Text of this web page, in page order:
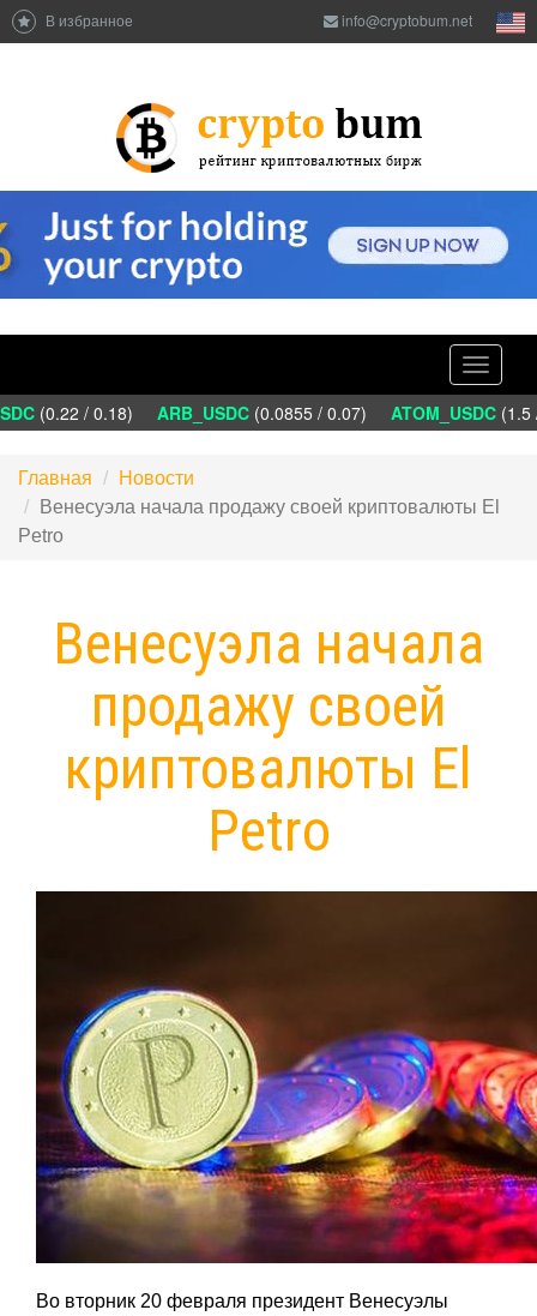
В избранное info@cryptobum.net
Toggle
(0.22 / 0.18) ARB_USDC(0.0855 / 0.07) ATOM_USDC(1.5
Главная
Новости
Венесуэла начала продажу своей криптовалюты El
Petro
Венесуэла начала
продажу своей
криптовалюты El
Petro
Во вторник 20 февраля президент Венесуэлы